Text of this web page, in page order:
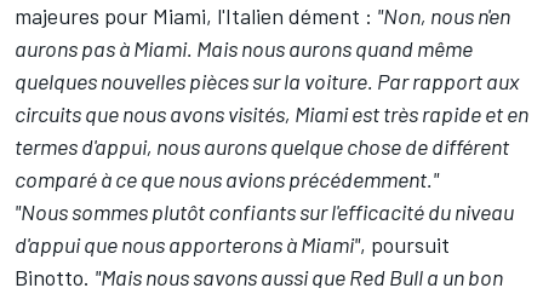
majeures pour Miami, l'Italien dément : "Non, nous n'en
aurons pas à Miami. Mais nous aurons quand même
quelques nouvelles pièces sur la voiture. Par rapport aux
circuits que nous avons visités, Miami est très rapide et en
termes d'appui, nous aurons quelque chose de différent
comparé à ce que nous avions précédemment."
"Nous sommes plutôt confiants sur l'efficacité du niveau
d'appui que nous apporterons à Miami", poursuit
Binotto. "Mais nous savons aussi que Red Bull a un bon